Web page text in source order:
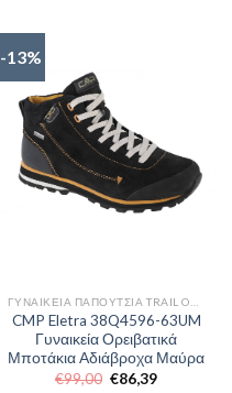
-13%
ΓΥΝΑΙΚΕΊΑ ΠΑΠΟΎΤΣΙΑ TRAIL OUTDOR
CMP Eletra 38Q4596-63UM
Γυναικεία Ορειβατικά
Μποτάκια Αδιάβροχα Μαύρα
€99,00 Original
€86,39Η